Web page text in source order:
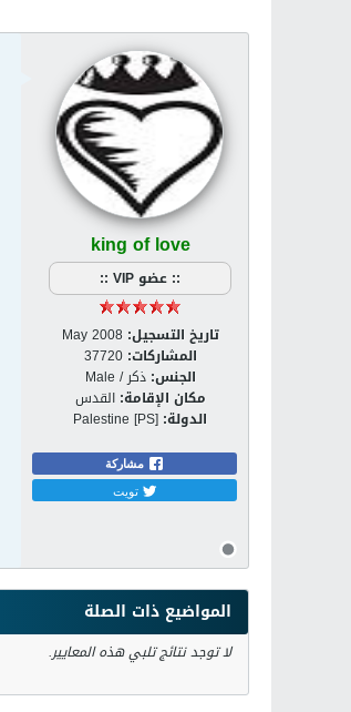
king of love
:: عضو VIP ::
تاريخ التسجيل: May 2008
المشاركات: 37720
الجنس: ذكر / Male
مكان الإقامة: القدس
الدولة: Palestine [PS]
مشاركة
تويت
المواضيع ذات الصلة
لا توجد نتائج تلبي هذه المعايير.